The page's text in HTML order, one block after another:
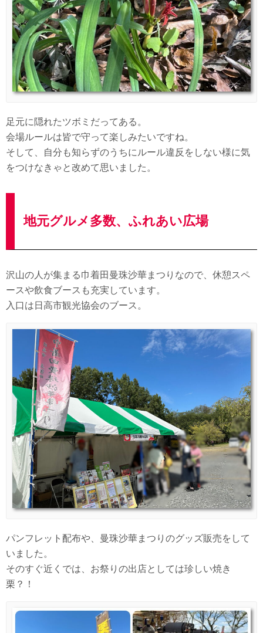
足元に隠れたツボミだってある。
会場ルールは皆で守って楽しみたいですね。
そして、自分も知らずのうちにルール違反をしない様に気
をつけなきゃと改めて思いました。
地元グルメ多数、ふれあい広場
沢山の人が集まる巾着田曼珠沙華まつりなので、休憩スペ
ースや飲食ブースも充実しています。
入口は日高市観光協会のブース。
パンフレット配布や、曼珠沙華まつりのグッズ販売をして
いました。
そのすぐ近くでは、お祭りの出店としては珍しい焼き
栗？！